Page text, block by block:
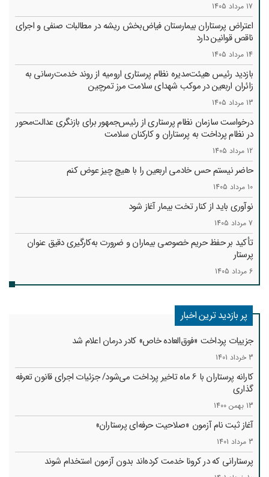
17 مرداد 1405
اعتراض پرستاران بیمارستان فیاض‌بخش ریشه در مطالبات صنفی و اجرای
ناقص قوانین دارد
14 مرداد 1405
بازدید رئیس هیئت‌مدیره نظام پرستاری ارومیه از روند خدمت‌رسانی به
زائران اربعین در موکب شهدای سلامت مرز تمرچین
13 مرداد 1405
درخواست سازمان نظام پرستاری از رئیس‌جمهور برای بازنگری عدالت‌محور
در نظام پرداخت به پرستاران و کارکنان سلامت
12 مرداد 1405
حاضر نیستم حس خادمی اربعین را با هیچ چیز عوض کنم
10 مرداد 1405
نوآوری باید از کنار تخت بیمار آغاز شود
7 مرداد 1405
تأکید بر حفظ حریم خصوصی بیماران و ضرورت به‌کارگیری دقیق عنوان
پرستار
6 مرداد 1405
پر بازدید ترین اخبار
جزییات پرداخت «فوق‌العاده خاص» کادر درمان اعلام شد
3 خرداد 1401
کارانه‌ پرستاران با 6 ماه تاخیر پرداخت می‌شود/ جزئیات اجرای قانون تعرفه
گذاری
13 بهمن 1400
آغاز ثبت نام آزمون «صلاحیت حرفه‌ای پرستاران»
3 مرداد 1401
پرستارانی که در کرونا خدمت کرد‌ه‌اند بدون آزمون استخدام شوند